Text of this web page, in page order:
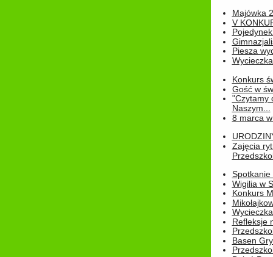
Majówka
V
Piesza
Konkurs
Gość w
"Czytamy
Naszym...
8 marca
Zajęcia
Spotkanie
Wigilia w
Konkurs
Refleksje
Basen